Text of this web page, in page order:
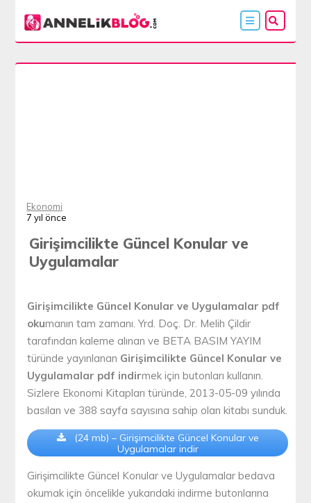
Ekonomi
7 yıl önce
Girişimcilikte Güncel Konular ve
Uygulamalar
Girişimcilikte Güncel Konular ve Uygulamalar pdf
okumanın tam zamanı. Yrd. Doç. Dr. Melih Çildir
tarafından kaleme alınan ve BETA BASIM YAYIM
türünde yayınlanan Girişimcilikte Güncel Konular ve
Uygulamalar pdf indirmek için butonları kullanın.
Sizlere Ekonomi Kitapları türünde, 2013-05-09 yılında
basılan ve 388 sayfa sayısına sahip olan kitabı sunduk.
(24 mb) – Girişimcilikte Güncel Konular ve
Uygulamalar indir
Girişimcilikte Güncel Konular ve Uygulamalar bedava
okumak için öncelikle yukarıdaki indirme butonlarına